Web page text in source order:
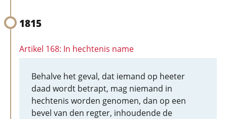
1815
Artikel 168: In hechtenis name
Behalve het geval, dat iemand op heeter
daad wordt betrapt, mag niemand in
hechtenis worden genomen, dan op een
bevel van den regter, inhoudende de